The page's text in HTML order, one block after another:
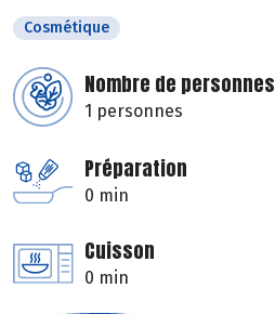
Cosmétique
Nombre de personnes
1 personnes
Préparation
0 min
Cuisson
0 min